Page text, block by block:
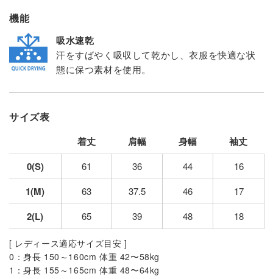
機能
吸水速乾
汗をすばやく吸収して乾かし、衣服を快適な状
態に保つ素材を使用。
サイズ表
着丈 肩幅 身幅
袖丈
0(S)
61 36 44 16
1(M) 63 37.5 46 17
2(L) 65 39 48 18
[ レディース適応サイズ目安 ]
0：身長 150～160cm 体重 42〜58kg
1：身長 155～165cm 体重 48〜64kg